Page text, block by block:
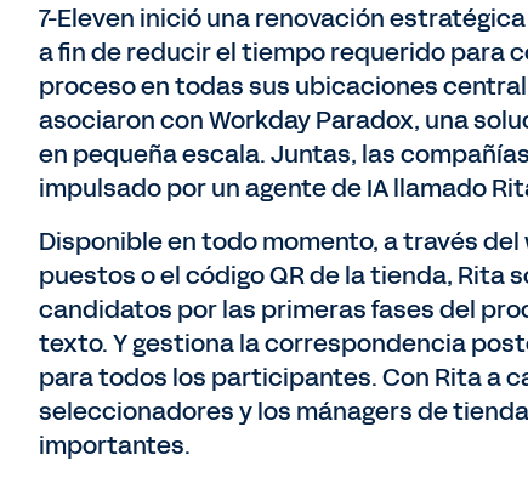
7-Eleven inició una renovación
a fin de reducir el tiempo requerido para
proceso en todas sus ubicaciones
asociaron con Workday Paradox, una
en pequeña escala. Juntas, las
impulsado por un agente de IA llamado
Disponible en todo momento, a través
puestos o el código QR de la tienda, Rita
candidatos por las primeras fases del
texto. Y gestiona la correspondencia
para todos los participantes. Con Rita a
seleccionadores y los mánagers de
importantes.